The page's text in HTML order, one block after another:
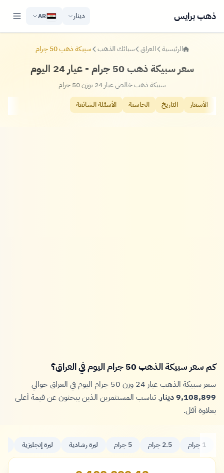
ذهب برايس دينار AR
الرئيسية العراق سبائك الذهب سبيكة ذهب 50 جرام
سعر سبيكة ذهب 50 جرام - عيار 24 اليوم
سبيكة ذهب خالص عيار 24 بوزن 50 جرام
الأسعار
التاريخ الحاسبة الأسئلة الشائعة
كم سعر سبيكة الذهب 50 جرام اليوم في العراق؟
سعر سبيكة الذهب عيار 24 وزن 50 جرام اليوم في العراق حوالي
9,108,899 دينار
. تناسب المستثمرين الذين يبحثون عن قيمة أعلى
بعلاوة أقل.
1 جرام 2.5 جرام 5 جرام ليرة رشادية ليرة إنجليزية